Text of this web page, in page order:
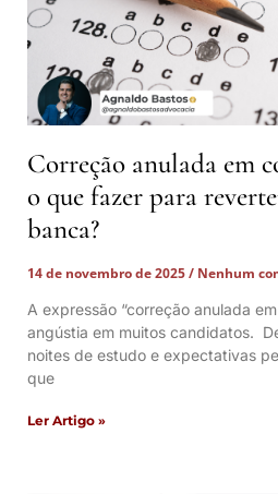
Correção anulada em
o que fazer para
banca?
14 de novembro de 2025
Nenhum
A expressão “correção anulada
angústia em muitos candidatos.
noites de estudo e expectativas
que
Ler Artigo »